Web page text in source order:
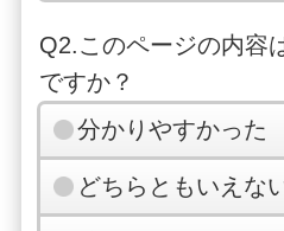
Q2.このページの内容
ですか？
分かりやすかった
どちらともいえな